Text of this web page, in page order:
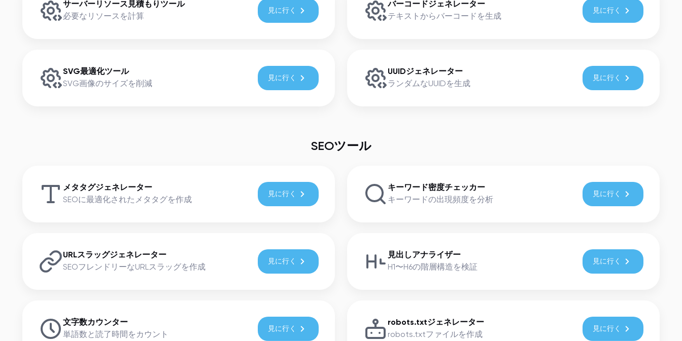
サーバーリソース見積もりツール
必要なリソースを計算
見に行く
バーコードジェネレーター
テキストからバーコードを生成
見に行く
SVG最適化ツール
SVG画像のサイズを削減
見に行く
UUIDジェネレーター
ランダムなUUIDを生成
見に行く
SEOツール
メタタグジェネレーター
SEOに最適化されたメタタグを作成
見に行く
キーワード密度チェッカー
キーワードの出現頻度を分析
見に行く
URLスラッグジェネレーター
SEOフレンドリーなURLスラッグを作成
見に行く
見出しアナライザー
H1〜H6の階層構造を検証
見に行く
文字数カウンター
単語数と読了時間をカウント
見に行く
robots.txtジェネレーター
robots.txtファイルを作成
見に行く